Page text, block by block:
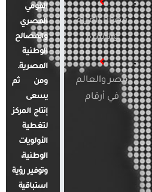
قضايا المرأة
والأسرة
مصر والعالم
في أرقام
القومي
المصري
والمصالح
الوطنية
المصرية.
ومن ثم
يسعى
إنتاج المركز
لتغطية
الأولويات
الوطنية،
وتوفير رؤية
استباقية